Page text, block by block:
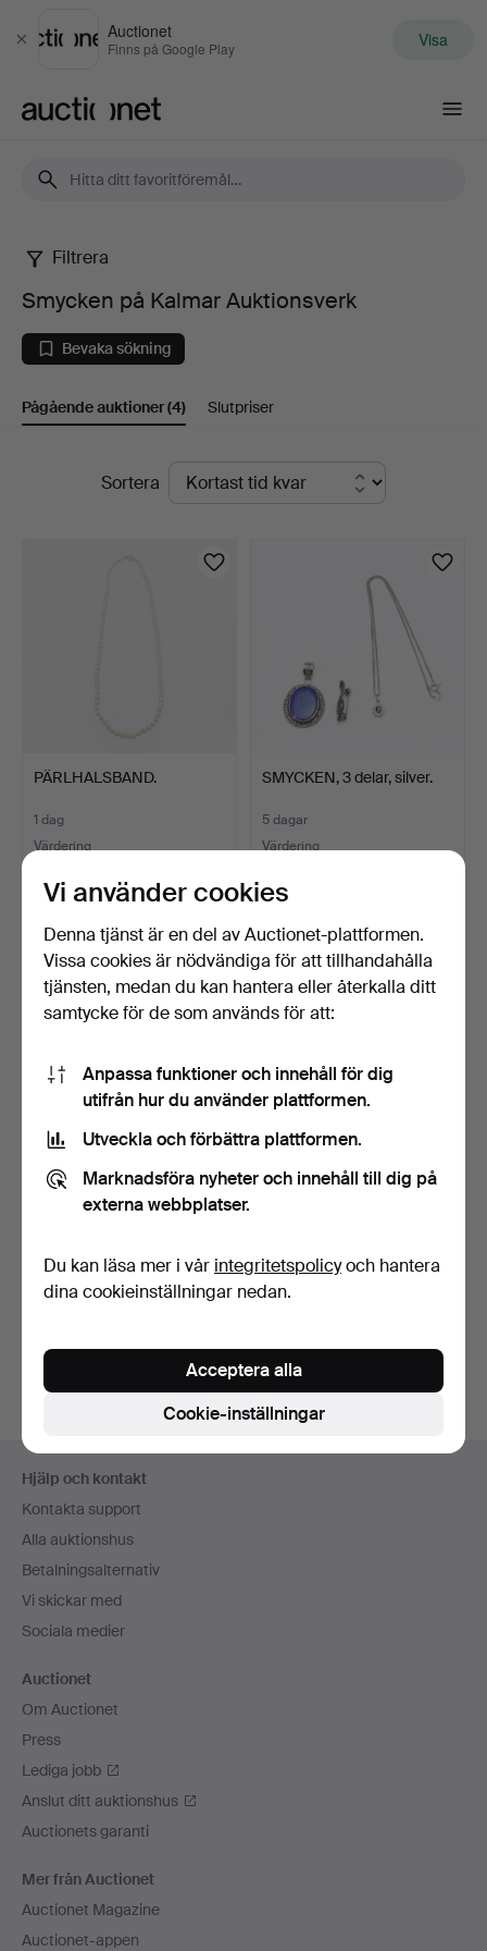
Stäng
Auctionet
Finns på Google Play Visa
Smycken
på
Kalmar
Auktionsverk
Filtrera
Smycken på Kalmar Auktionsverk
Bevaka sökning
Pågående auktioner(4) Slutpriser
PågåendeSortera
PÄRLHALSBAND.
1 dag
Värdering
SMYCKEN, 3 delar, silver.
5 dagar
Värdering
SMYCKEN, 6 delar, bland
annat silver.
5 dagar
Värdering
SMYCKEN, 3 delar,
5 dagar
Bevaka sökning
Sidfotsnavigation
Hjälp och kontakt
Kontakta support
Alla auktionshus
Betalningsalternativ
Vi skickar med
Sociala medier
Auctionet
Om Auctionet
Press
Lediga jobb
Anslut ditt auktionshus
Auctionets garanti
Mer från Auctionet
Auctionet Magazine
Auctionet-appen
Vi använder cookies
Denna tjänst är en del av Auctionet-plattformen.
Vissa cookies är nödvändiga för att tillhandahålla
tjänsten, medan du kan hantera eller återkalla ditt
samtycke för de som används för att:
Anpassa funktioner och innehåll för dig
utifrån hur du använder plattformen.
Utveckla och förbättra plattformen.
Marknadsföra nyheter och innehåll till dig på
externa webbplatser.
Du kan läsa mer i vår integritetspolicyoch hantera
dina cookieinställningar nedan.
Cookie-inställningar
Acceptera alla